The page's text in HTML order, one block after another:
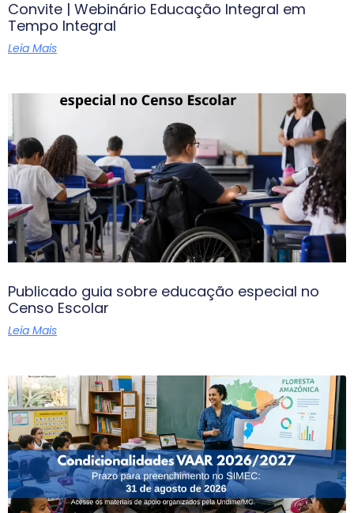
Convite | Webinário Educação Integral em
Tempo Integral
Leia Mais
Publicado guia sobre educação especial no
Censo Escolar
Leia Mais